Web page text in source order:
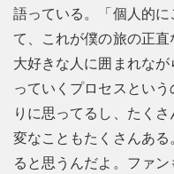
語っている。「個人的
て、これが僕の旅の正
大好きな人に囲まれな
っていくプロセスとい
りに思ってるし、たく
変なこともたくさんあ
ると思うんだよ。ファ